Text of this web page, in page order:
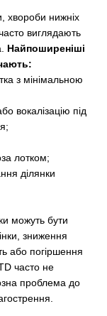
хвороби нижніх
виглядають
Найпоширеніші
з мінімальною
вокалізацію під
лотком;
ділянки
можуть бути
зниження
або погіршення
часто не
проблема до